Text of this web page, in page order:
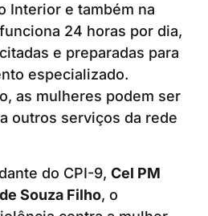
Interior e também na
24 horas por dia,
e preparadas para
especializado.
as mulheres podem ser
outros serviços da rede
do CPI-9, Cel PM
Souza Filho, o